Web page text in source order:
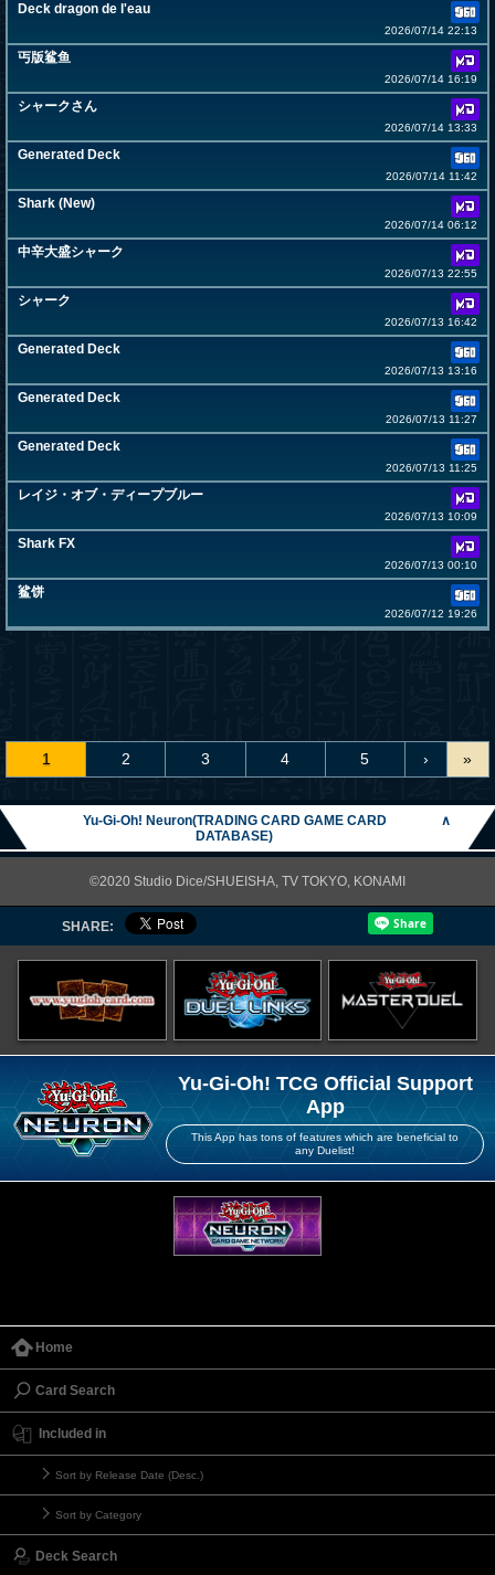
Deck dragon de l'eau
2026/07/14 22:13
丐版鲨鱼
2026/07/14 16:19
シャークさん
2026/07/14 13:33
Generated Deck
2026/07/14 11:42
Shark (New)
2026/07/14 06:12
中辛大盛シャーク
2026/07/13 22:55
シャーク
2026/07/13 16:42
Generated Deck
2026/07/13 13:16
Generated Deck
2026/07/13 11:27
Generated Deck
2026/07/13 11:25
レイジ・オブ・ディープブルー
2026/07/13 10:09
Shark FX
2026/07/13 00:10
鲨饼
2026/07/12 19:26
1 2 3 4 5 › »
Yu-Gi-Oh! Neuron(TRADING CARD GAME CARD
DATABASE)
∧
©2020 Studio Dice/SHUEISHA, TV TOKYO, KONAMI
SHARE:
Yu-Gi-Oh! TCG Official Support
App
This App has tons of features which are beneficial to
any Duelist!
Home
Card Search
Included in
Sort by Release Date (Desc.)
Sort by Category
Deck Search